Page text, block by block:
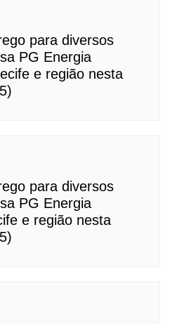
para diversos
PG Energia
e região nesta
para diversos
PG Energia
e região nesta